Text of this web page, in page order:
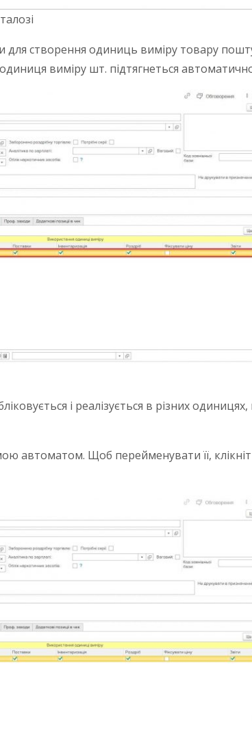
для створення одиниць виміру товару
виміру шт. підтягнеться
і реалізується в різних
автоматом. Щоб перейменувати її,